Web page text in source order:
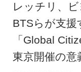
レッチリ、
BTSらが支
「Global
東京開催の意